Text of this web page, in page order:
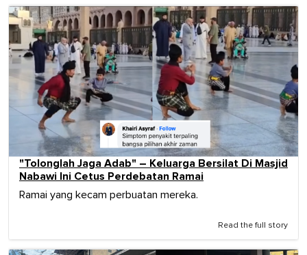
"Tolonglah Jaga Adab" – Keluarga Bersilat Di Masjid
Nabawi Ini Cetus Perdebatan Ramai
Ramai yang kecam perbuatan mereka.
Read the full story